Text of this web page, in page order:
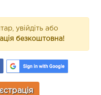
увійдіть або
безкоштовна!